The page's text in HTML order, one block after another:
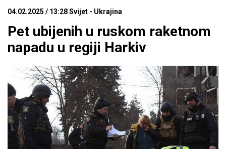
04.02.2025 / 13:28 Svijet - Ukrajina
Pet ubijenih u ruskom raketnom
napadu u regiji Harkiv